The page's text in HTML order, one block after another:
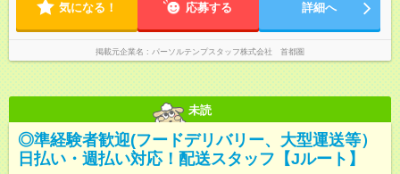
気になる！ 応募する 詳細へ
掲載元企業名 パーソルテンプスタッフ株式会社 首都圏
未読
◎準経験者歓迎(フードデリバリー、大型運送等）
日払い・週払い対応！配送スタッフ【Jルート】